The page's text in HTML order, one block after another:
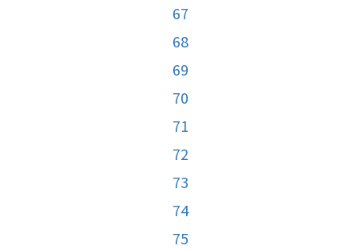
67
68
69
70
71
72
73
74
75